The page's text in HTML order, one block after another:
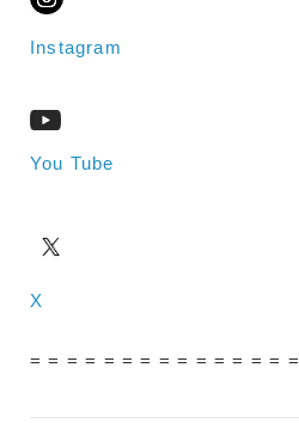
Instagram
You Tube
X
= = = = = = = = = = = = = = =